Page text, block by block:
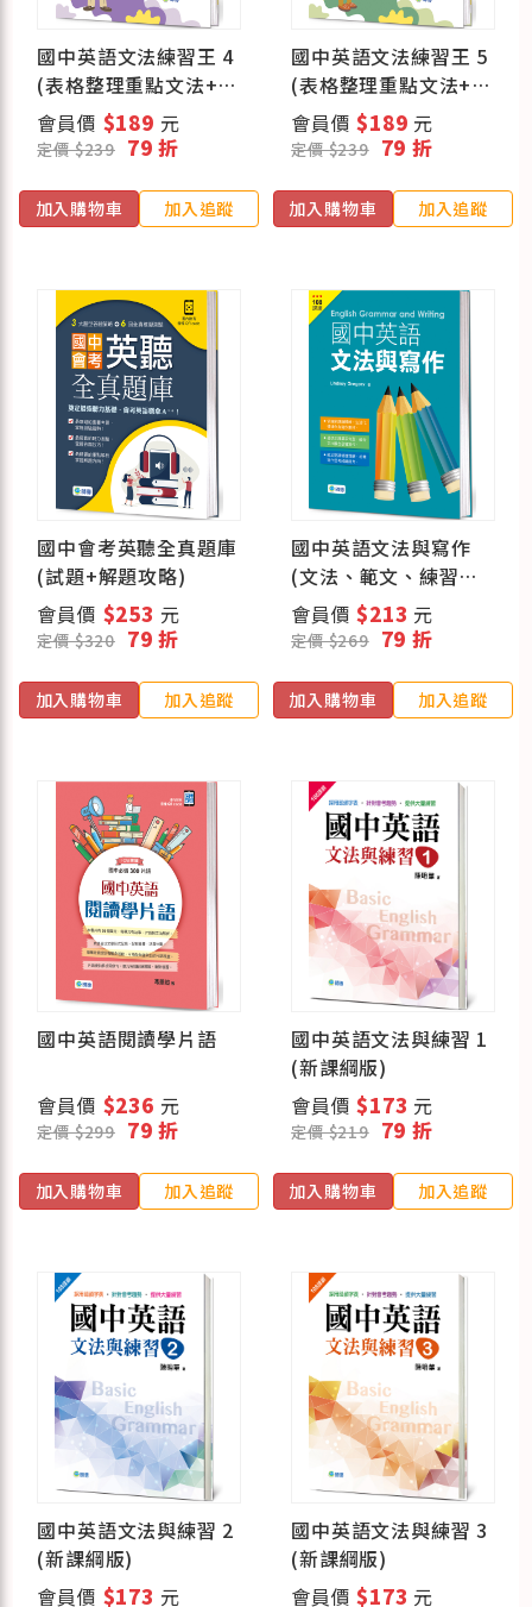
國中英語文法練習王 4
(表格整理重點文法+新
課綱)
會員價 $189 元
定價 $239 79 折
加入購物車 加入追蹤
國中英語文法練習王 5
(表格整理重點文法+新
課綱)
會員價$189 元
定價 $239 79 折
加入購物車 加入追蹤
國中會考英聽全真題庫
(試題+解題攻略)
會員價 $253 元
定價 $320 79 折
加入購物車 加入追蹤
國中英語文法與寫作
(文法、範文、練習一
本搞定)
會員價$213 元
定價 $269 79 折
加入購物車 加入追蹤
國中英語閱讀學片語
會員價 $236 元
定價 $299 79 折
加入購物車 加入追蹤
國中英語文法與練習 1
(新課綱版)
會員價$173 元
定價 $219 79 折
加入購物車 加入追蹤
國中英語文法與練習 2
(新課綱版)
會員價 $173 元
國中英語文法與練習 3
(新課綱版)
會員價$173 元